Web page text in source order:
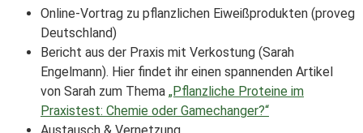
Online-Vortrag zu pflanzlichen Eiweißprodukten (proveg
Deutschland)
Bericht aus der Praxis mit Verkostung (Sarah
Engelmann). Hier findet ihr einen spannenden Artikel
von Sarah zum Thema „Pflanzliche Proteine im
Praxistest: Chemie oder Gamechanger?“